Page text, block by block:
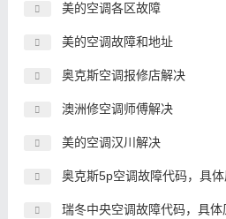
美的空调各区故障
美的空调故障和地址
奥克斯空调报修店解决
澳洲修空调师傅解决
美的空调汉川解决
奥克斯5p空调故障代码，具
瑞冬中央空调故障代码，具